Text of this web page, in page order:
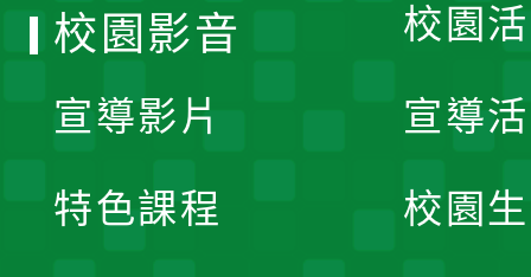
校園
宣導
校園
校園影音
宣導影片
特色課程